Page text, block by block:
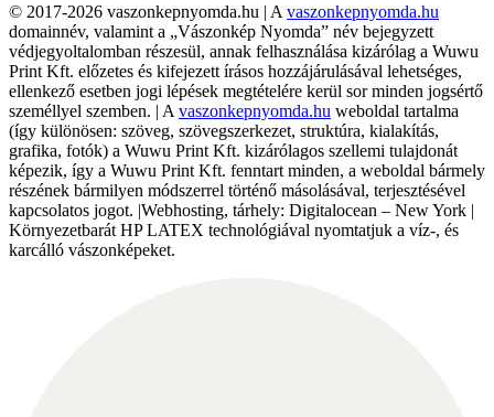
© 2017-2026 vaszonkepnyomda.hu | A vaszonkepnyomda.hu
domainnév, valamint a „Vászonkép Nyomda” név bejegyzett
védjegyoltalomban részesül, annak felhasználása kizárólag a Wuwu
Print Kft. előzetes és kifejezett írásos hozzájárulásával lehetséges,
ellenkező esetben jogi lépések megtételére kerül sor minden jogsértő
személlyel szemben. | A vaszonkepnyomda.hu weboldal tartalma
(így különösen: szöveg, szövegszerkezet, struktúra, kialakítás,
grafika, fotók) a Wuwu Print Kft. kizárólagos szellemi tulajdonát
képezik, így a Wuwu Print Kft. fenntart minden, a weboldal bármely
részének bármilyen módszerrel történő másolásával, terjesztésével
kapcsolatos jogot. |Webhosting, tárhely: Digitalocean – New York |
Környezetbarát HP LATEX technológiával nyomtatjuk a víz-, és
karcálló vászonképeket.